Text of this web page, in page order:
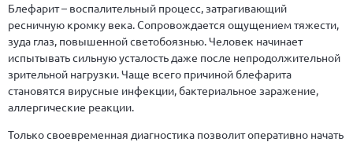
Блефарит – воспалительный процесс, затрагивающий
ресничную кромку века. Сопровождается ощущением тяжести,
зуда глаз, повышенной светобоязнью. Человек начинает
испытывать сильную усталость даже после непродолжительной
зрительной нагрузки. Чаще всего причиной блефарита
становятся вирусные инфекции, бактериальное заражение,
аллергические реакции.
Только своевременная диагностика позволит оперативно начать